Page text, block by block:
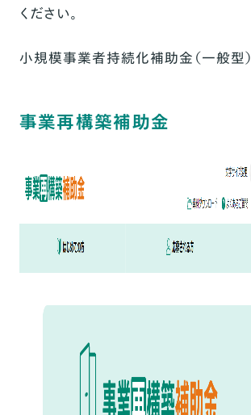
ください。
小規模事業者持続化補助金（一般型）
事業再構築補助金